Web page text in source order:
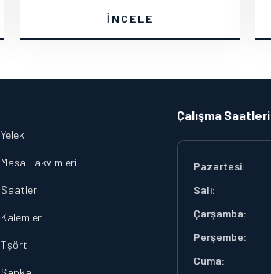
İNCELE
Yelek
Masa Takvimleri
Saatler
Kalemler
Tşört
Çalışma Saatleri
Pazartesi:
Salı:
Çarşamba:
Perşembe:
Cuma: